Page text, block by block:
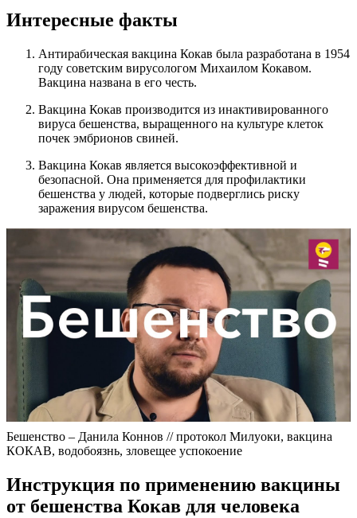
Интересные факты
Антирабическая вакцина Кокав была разработана в 1954
году советским вирусологом Михаилом Кокавом.
Вакцина названа в его честь.
Вакцина Кокав производится из инактивированного
вируса бешенства, выращенного на культуре клеток
почек эмбрионов свиней.
Вакцина Кокав является высокоэффективной и
безопасной. Она применяется для профилактики
бешенства у людей, которые подверглись риску
заражения вирусом бешенства.
Бешенство – Данила Коннов // протокол Милуоки, вакцина
КОКАВ, водобоязнь, зловещее успокоение
Инструкция по применению вакцины
от бешенства Кокав для человека